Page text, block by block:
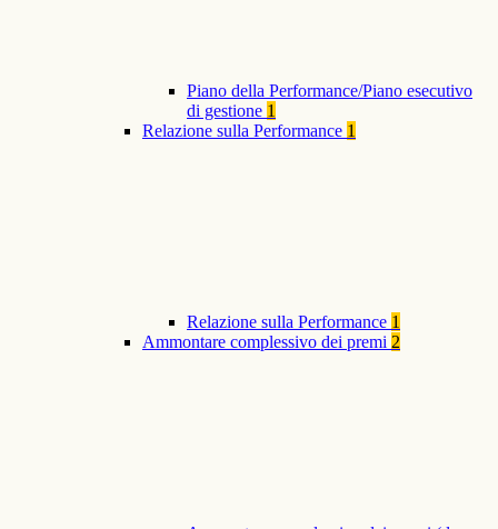
Piano della Performance/Piano esecutivo
di gestione 1
Relazione sulla Performance 1
Relazione sulla Performance 1
Ammontare complessivo dei premi 2